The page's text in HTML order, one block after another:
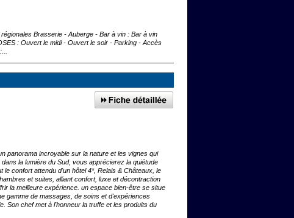
Brasserie - Auberge - Bar à vin : Bar à vin
: Ouvert le midi - Ouvert le soir - Parking - Accès
panorama incroyable sur la nature et les vignes qui
la lumière du Sud, vous apprécierez la quiétude
confort attendu d'un hôtel 4*, Relais & Châteaux, le
et suites, alliant confort, luxe et décontraction
la meilleure expérience. un espace bien-être se situe
gamme de massages, de soins et d'expériences
Son chef met à l'honneur la truffe et les produits du